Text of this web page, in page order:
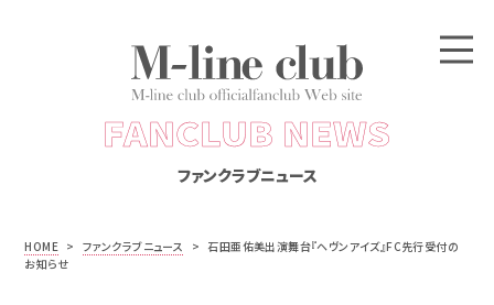
FANCLUB NEWS
ファンクラブニュース
HOME > ファンクラブニュース > 石田亜佑美出演舞台『ヘヴンアイズ』FC先行受付の
お知らせ